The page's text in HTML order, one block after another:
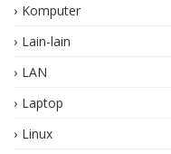
Komputer
Lain-lain
LAN
Laptop
Linux